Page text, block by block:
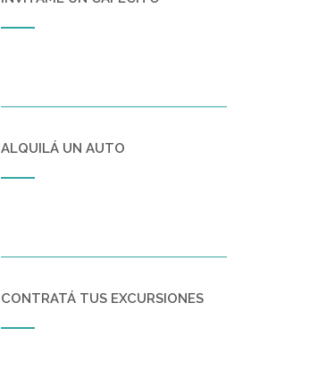
ALQUILÁ UN AUTO
CONTRATÁ TUS EXCURSIONES